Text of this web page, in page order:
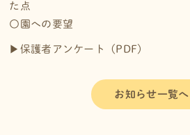
た点
〇園への要望
▶保護者アンケート（PDF)
お知らせ一覧へ